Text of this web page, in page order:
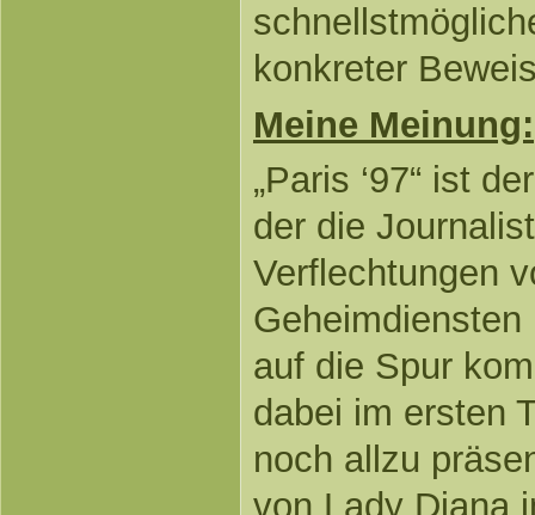
konkreter
Meine Meinung:
„Paris ‘97“ ist
der die
Verflechtungen
auf die Spur
dabei im ersten
noch allzu
von Lady Diana